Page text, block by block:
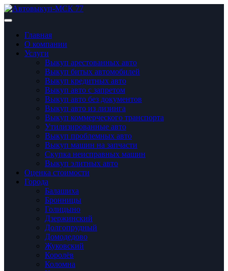
Главная
О компании
Услуги
Выкуп арестованных авто
Выкуп битых автомобилей
Выкуп кредитных авто
Выкуп авто с запретом
Выкуп авто без документов
Выкуп авто из лизинга
Выкуп коммерческого транспорта
Утилизированные авто
Выкуп проблемных авто
Выкуп машин на запчасти
Скупка неисправных машин
Выкуп элитных авто
Оценка стоимости
Города
Балашиха
Бронницы
Голицынo
Дзержинский
Долгопрудный
Домодедово
Жуковский
Королёв
Коломна